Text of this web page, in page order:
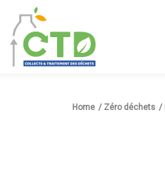
Home Zéro déchets